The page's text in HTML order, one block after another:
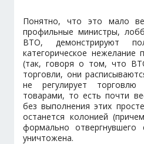
Понятно, что это мало
профильные министры,
ВТО, демонстрируют
категорическое
(так, говоря о том, что
торговли, они
не регулирует
товарами, то есть почти
без выполнения этих
останется колонией
формально
уничтожена.